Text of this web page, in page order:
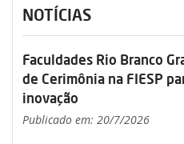
NOTÍCIAS
Faculdades Rio Branco
de Cerimônia na FIESP
inovação
Publicado em: 20/7/2026